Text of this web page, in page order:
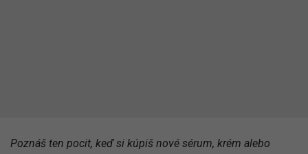
Poznáš ten pocit, keď si kúpiš nové sérum, krém alebo